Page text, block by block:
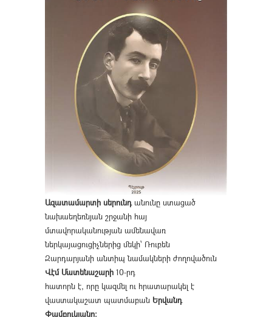
Ազատամարտի սերունդանունը ստացած
նախաեղեռնյան շրջանի հայ
մտավորականության ամենավառ
ներկայացուցիչներից մեկի՝ Ռուբեն
Զարդարյանի անտիպ նամակների ժողովածուն
Վէմ Մատենաշարի 10-րդ
հատորն է, որը կազմել ու հրատարակել է
վաստակաշատ պատմաբան Երվանդ
Փամբուկյանը։